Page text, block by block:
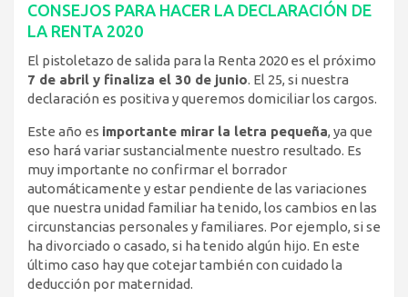
CONSEJOS PARA HACER LA DECLARACIÓN DE
LA RENTA 2020
El pistoletazo de salida para la Renta 2020 es el próximo
7 de abril y finaliza el 30 de junio. El 25, si nuestra
declaración es positiva y queremos domiciliar los cargos.
Este año es importante mirar la letra pequeña, ya que
eso hará variar sustancialmente nuestro resultado. Es
muy importante no confirmar el borrador
automáticamente y estar pendiente de las variaciones
que nuestra unidad familiar ha tenido, los cambios en las
circunstancias personales y familiares. Por ejemplo, si se
ha divorciado o casado, si ha tenido algún hijo. En este
último caso hay que cotejar también con cuidado la
deducción por maternidad.